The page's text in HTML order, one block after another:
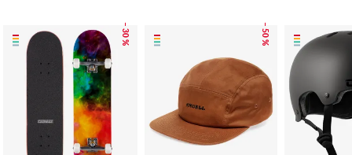
– 30 % – 50 %